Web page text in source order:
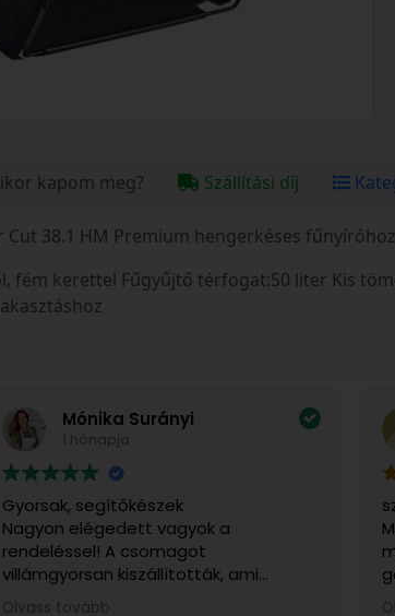
kapom meg? Szállítási díj
Cut 38.1 HM Premium hengerkéses
fém kerettel Fűgyűjtő térfogat:50 liter Kis
Mónika Surányi
1 hónapja
Gyorsak, segítőkészek
Nagyon elégedett vagyok a
rendeléssel! A csomagot
villámgyorsan kiszállították, ami
számomra különösen fontos volt, mert
Olvass tovább